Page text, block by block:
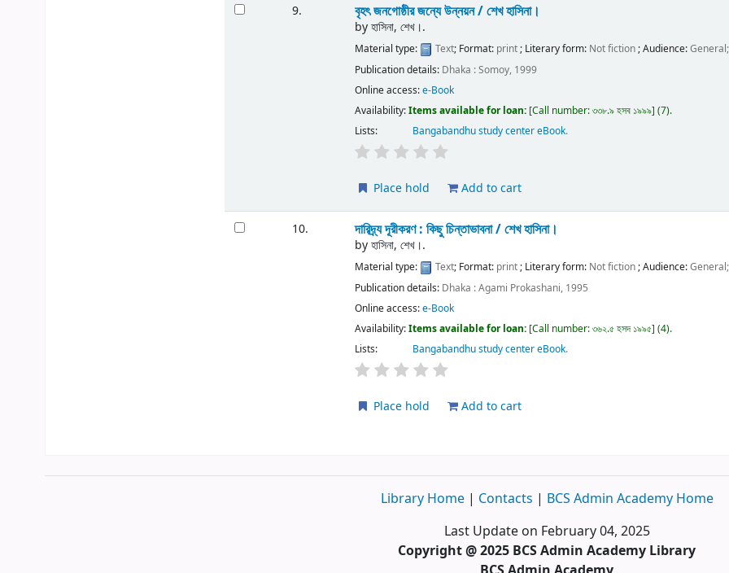
9. বৃহৎ জনগোষ্ঠীর জন্যে উন্নয়ন /শেখ হাসিনা।
byহাসিনা, শেখ।.
Material type: Text; Format: print; Literary form: Not fiction; Audience:General;
Publication details: Dhaka :Somoy, 1999
Online access:e-Book
Availability:Items available for loan: Call number:৩৩৮.৯ হসব ১৯৯৯ (7).
Lists:
Bangabandhu study center eBook.
Place hold Add to cart
10. দারিদ্র্য দূরীকরণ : কিছু চিন্তাভাবনা /শেখ হাসিনা।
byহাসিনা, শেখ।.
Material type: Text; Format: print; Literary form: Not fiction; Audience:General;
Publication details: Dhaka :Agami Prokashani, 1995
Online access:e-Book
Availability:Items available for loan: Call number:৩৬২.৫ হসদ ১৯৯৫ (4).
Lists:
Bangabandhu study center eBook.
Place hold Add to cart
Library Home | Contacts | BCS Admin Academy Home
Last Update on February 04, 2025
Copyright @ 2025 BCS Admin Academy Library